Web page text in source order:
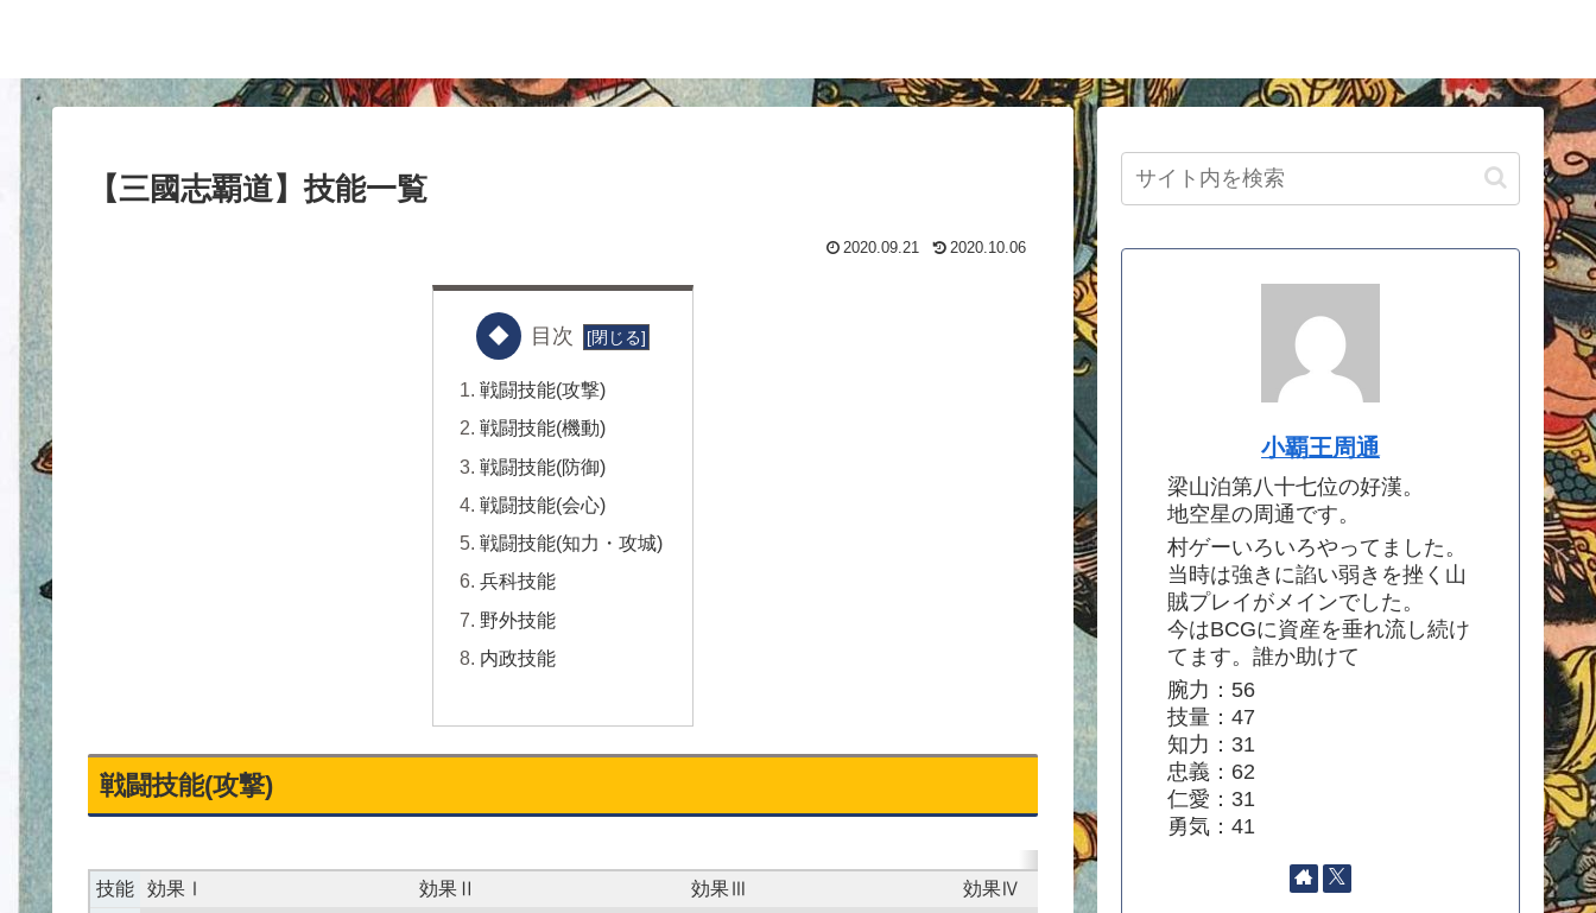
【三國志覇道】技能一覧
2020.09.21 2020.10.06
目次
戦闘技能(攻撃)
戦闘技能(機動)
戦闘技能(防御)
戦闘技能(会心)
戦闘技能(知力・攻城)
兵科技能
野外技能
内政技能
戦闘技能(攻撃)
技能 効果Ⅰ 効果Ⅱ 効果Ⅲ 効果Ⅳ 効果Ⅴ
所持武将
小覇王周通
梁山泊第八十七位の好漢。
地空星の周通です。
村ゲーいろいろやってました。
当時は強きに諂い弱きを挫く山
賊プレイがメインでした。
今はBCGに資産を垂れ流し続け
てます。誰か助けて
腕力：56
技量：47
知力：31
忠義：62
仁愛：31
勇気：41